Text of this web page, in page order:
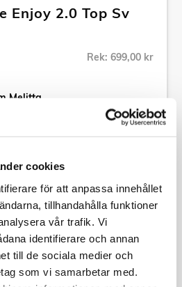
cookies
för att anpassa innehållet
tillhandahålla funktioner
vår trafik. Vi
identifierare och annan
till de sociala medier och
som vi samarbetar med.
Enjoy 2.0 Top Sv
Rek: 699,00 kr
Melitta